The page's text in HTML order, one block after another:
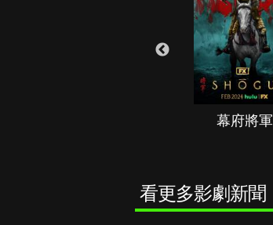
幕府將軍
看更多影劇新聞